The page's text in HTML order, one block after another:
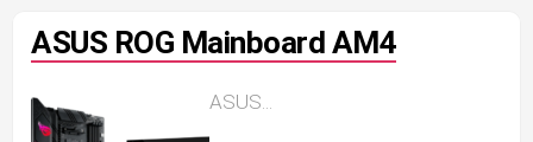
ASUS ROG Mainboard AM4
ASUS...